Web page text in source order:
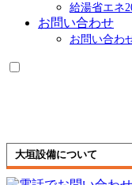
給湯省エネ
お問い合わせ
お問い合わ
大垣設備について